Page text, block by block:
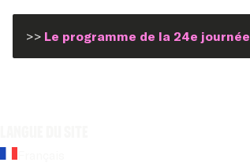
>> Le programme de la 24e journée